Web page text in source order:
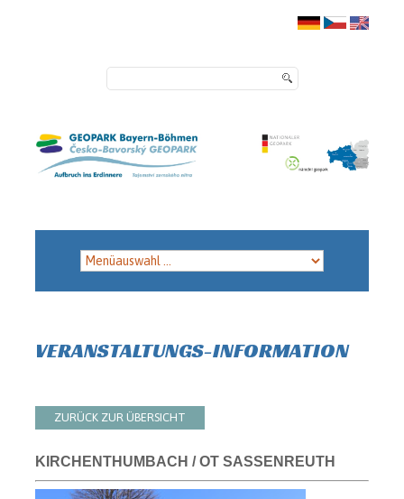
VERANSTALTUNGS-INFORMATION
ZURÜCK ZUR ÜBERSICHT
KIRCHENTHUMBACH / OT SASSENREUTH